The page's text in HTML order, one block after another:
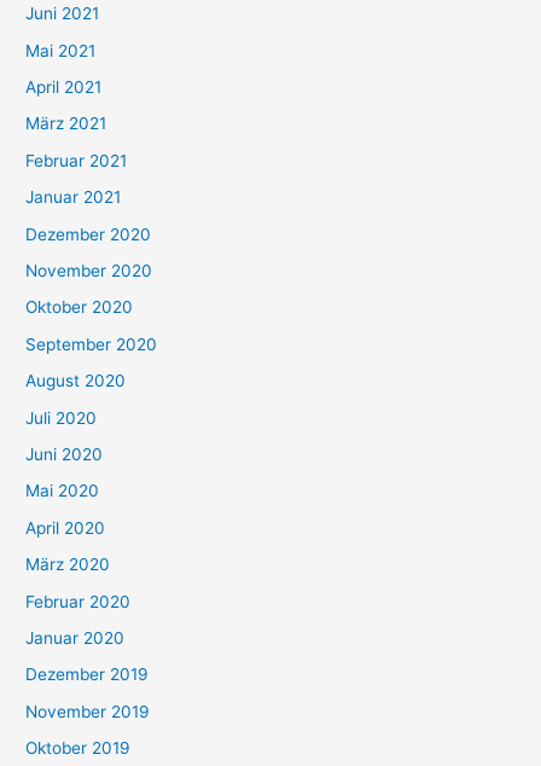
c
h
:
Juni 2021
Mai 2021
April 2021
März 2021
Februar 2021
Januar 2021
Dezember 2020
November 2020
Oktober 2020
September 2020
August 2020
Juli 2020
Juni 2020
Mai 2020
April 2020
März 2020
Februar 2020
Januar 2020
Dezember 2019
November 2019
Oktober 2019